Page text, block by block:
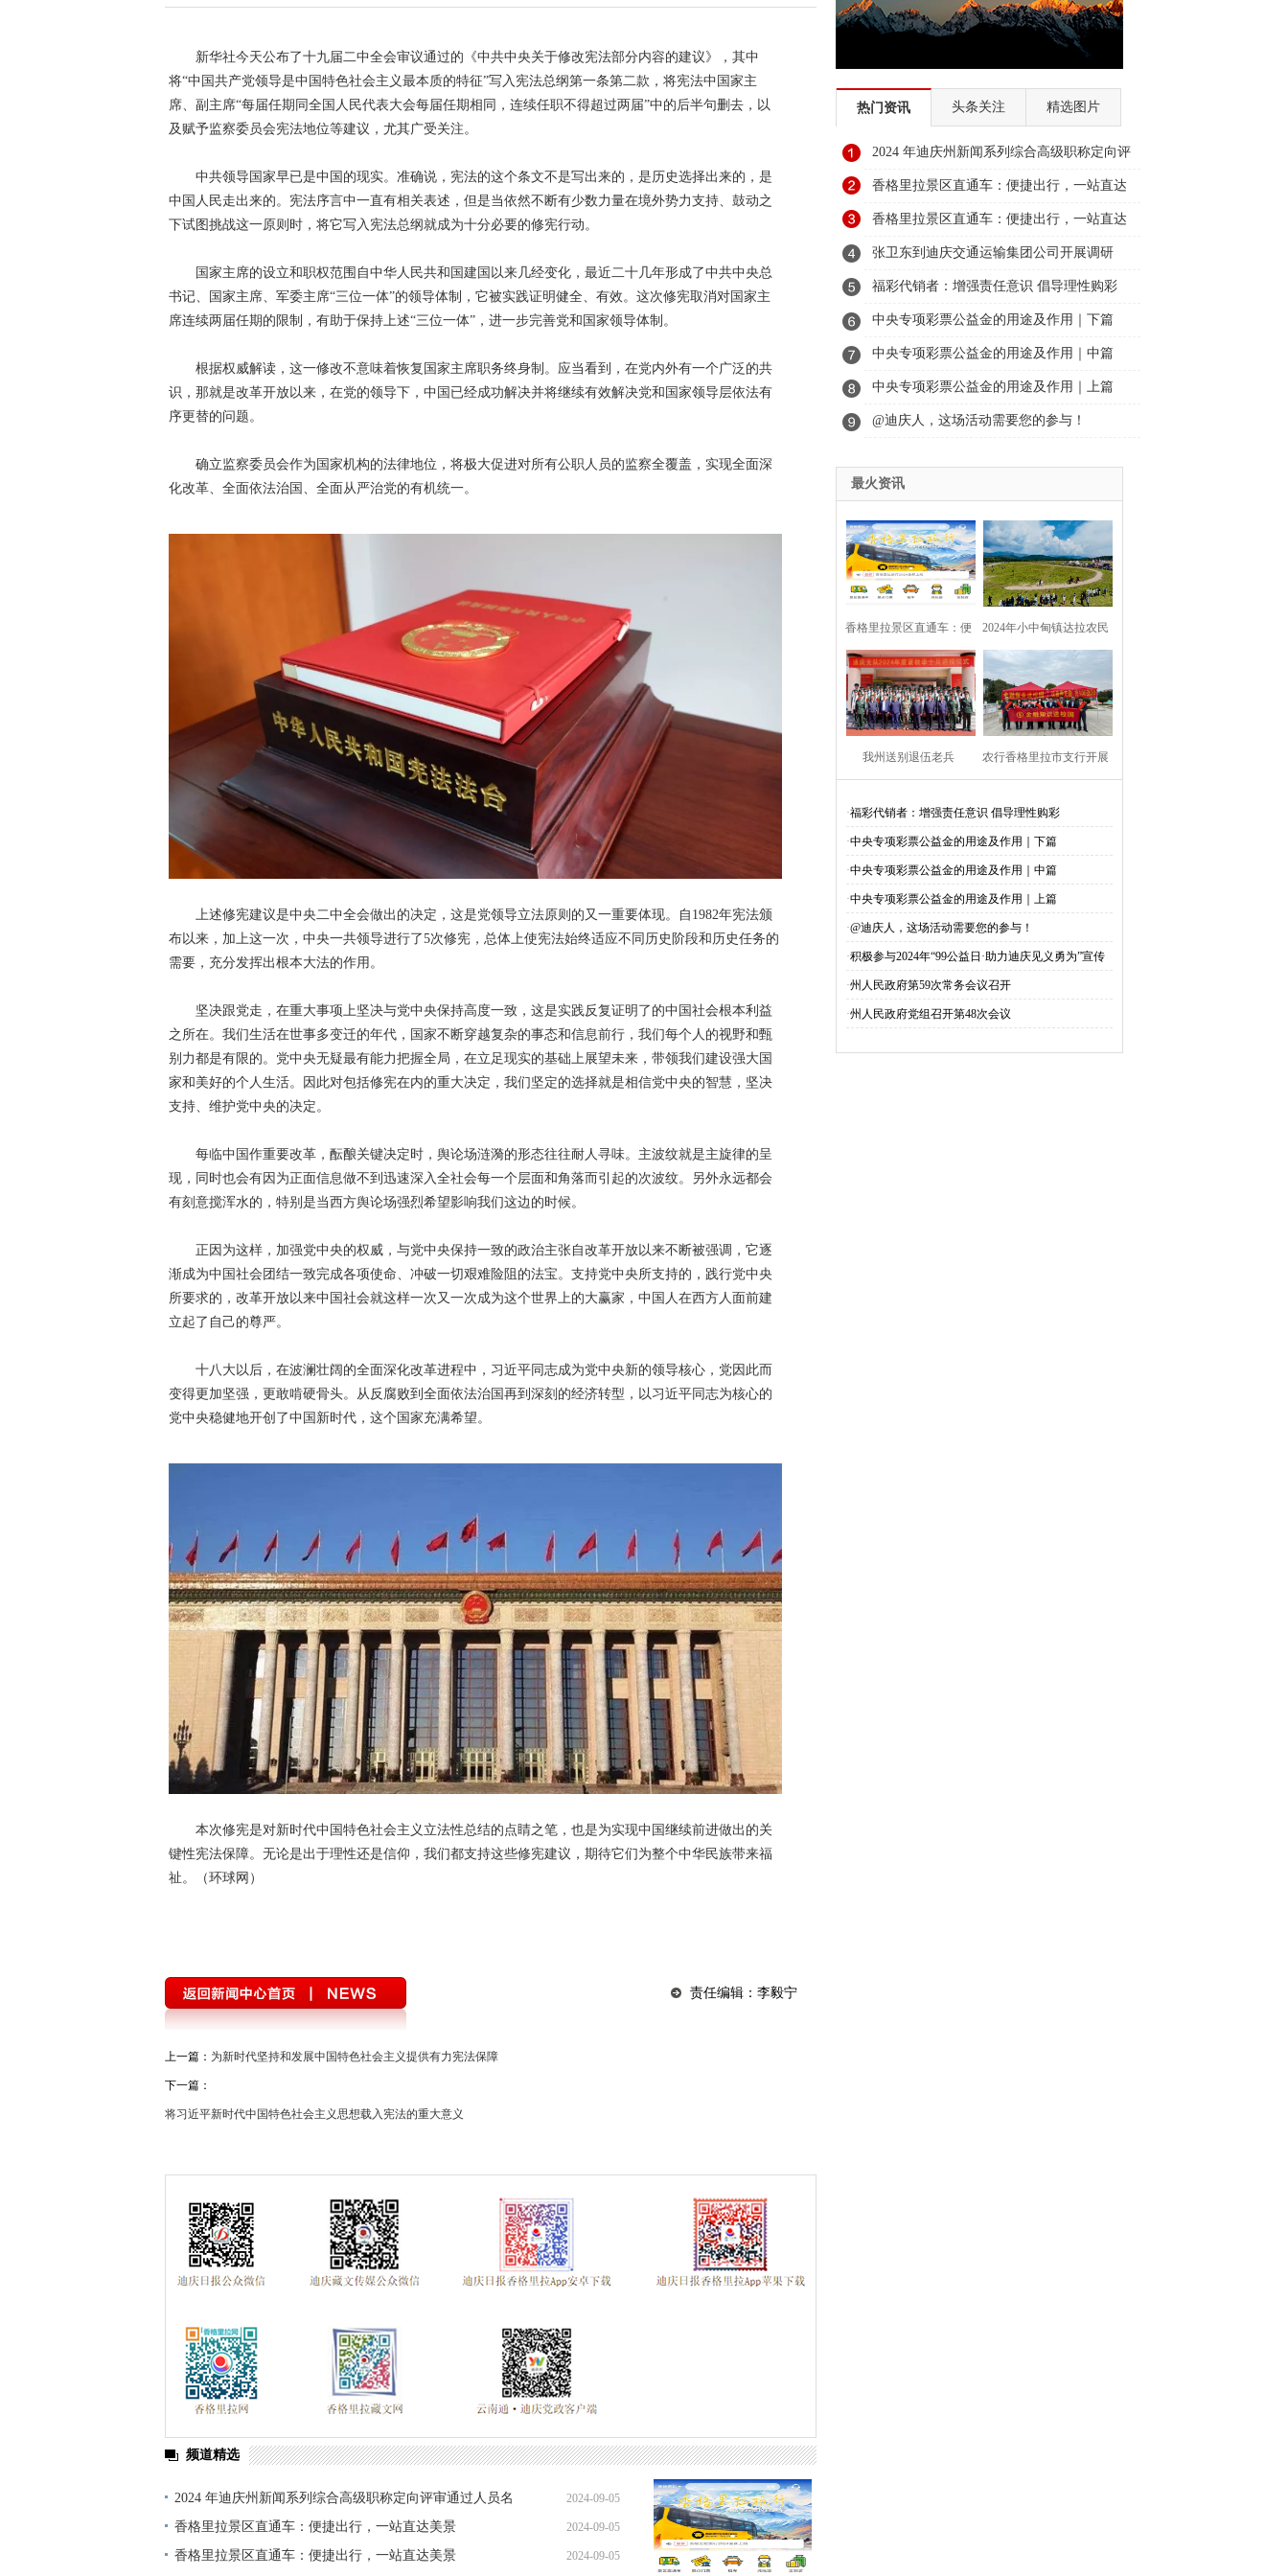
新华社今天公布了十九届二中全会审议通过的《中共中央关于修改宪法部分内容的建议》，其中
将“中国共产党领导是中国特色社会主义最本质的特征”写入宪法总纲第一条第二款，将宪法中国家主
席、副主席“每届任期同全国人民代表大会每届任期相同，连续任职不得超过两届”中的后半句删去，以
及赋予监察委员会宪法地位等建议，尤其广受关注。
中共领导国家早已是中国的现实。准确说，宪法的这个条文不是写出来的，是历史选择出来的，是
中国人民走出来的。宪法序言中一直有相关表述，但是当依然不断有少数力量在境外势力支持、鼓动之
下试图挑战这一原则时，将它写入宪法总纲就成为十分必要的修宪行动。
国家主席的设立和职权范围自中华人民共和国建国以来几经变化，最近二十几年形成了中共中央总
书记、国家主席、军委主席“三位一体”的领导体制，它被实践证明健全、有效。这次修宪取消对国家主
席连续两届任期的限制，有助于保持上述“三位一体”，进一步完善党和国家领导体制。
根据权威解读，这一修改不意味着恢复国家主席职务终身制。应当看到，在党内外有一个广泛的共
识，那就是改革开放以来，在党的领导下，中国已经成功解决并将继续有效解决党和国家领导层依法有
序更替的问题。
确立监察委员会作为国家机构的法律地位，将极大促进对所有公职人员的监察全覆盖，实现全面深
化改革、全面依法治国、全面从严治党的有机统一。
上述修宪建议是中央二中全会做出的决定，这是党领导立法原则的又一重要体现。自1982年宪法颁
布以来，加上这一次，中央一共领导进行了5次修宪，总体上使宪法始终适应不同历史阶段和历史任务的
需要，充分发挥出根本大法的作用。
坚决跟党走，在重大事项上坚决与党中央保持高度一致，这是实践反复证明了的中国社会根本利益
之所在。我们生活在世事多变迁的年代，国家不断穿越复杂的事态和信息前行，我们每个人的视野和甄
别力都是有限的。党中央无疑最有能力把握全局，在立足现实的基础上展望未来，带领我们建设强大国
家和美好的个人生活。因此对包括修宪在内的重大决定，我们坚定的选择就是相信党中央的智慧，坚决
支持、维护党中央的决定。
每临中国作重要改革，酝酿关键决定时，舆论场涟漪的形态往往耐人寻味。主波纹就是主旋律的呈
现，同时也会有因为正面信息做不到迅速深入全社会每一个层面和角落而引起的次波纹。另外永远都会
有刻意搅浑水的，特别是当西方舆论场强烈希望影响我们这边的时候。
正因为这样，加强党中央的权威，与党中央保持一致的政治主张自改革开放以来不断被强调，它逐
渐成为中国社会团结一致完成各项使命、冲破一切艰难险阻的法宝。支持党中央所支持的，践行党中央
所要求的，改革开放以来中国社会就这样一次又一次成为这个世界上的大赢家，中国人在西方人面前建
立起了自己的尊严。
十八大以后，在波澜壮阔的全面深化改革进程中，习近平同志成为党中央新的领导核心，党因此而
变得更加坚强，更敢啃硬骨头。从反腐败到全面依法治国再到深刻的经济转型，以习近平同志为核心的
党中央稳健地开创了中国新时代，这个国家充满希望。
本次修宪是对新时代中国特色社会主义立法性总结的点睛之笔，也是为实现中国继续前进做出的关
键性宪法保障。无论是出于理性还是信仰，我们都支持这些修宪建议，期待它们为整个中华民族带来福
祉。（环球网）
责任编辑：李毅宁
上一篇： 为新时代坚持和发展中国特色社会主义提供有力宪法保障
下一篇：
将习近平新时代中国特色社会主义思想载入宪法的重大意义
频道精选
2024 年迪庆州新闻系列综合高级职称定向评审通过人员名
单公示
2024-09-05
香格里拉景区直通车：便捷出行，一站直达美景 2024-09-05
香格里拉景区直通车：便捷出行，一站直达美景 2024-09-05
热门资讯 头条关注 精选图片
2024 年迪庆州新闻系列综合高级职称定向评
审通过人员名单公示
香格里拉景区直通车：便捷出行，一站直达
美景
香格里拉景区直通车：便捷出行，一站直达
美景
张卫东到迪庆交通运输集团公司开展调研
福彩代销者：增强责任意识 倡导理性购彩
中央专项彩票公益金的用途及作用｜下篇
中央专项彩票公益金的用途及作用｜中篇
中央专项彩票公益金的用途及作用｜上篇
@迪庆人，这场活动需要您的参与！
最火资讯
香格里拉景区直通车：便
捷出行，一站直达美景
2024年小中甸镇达拉农民
丰收节在团结村吉达木草
原举行
我州送别退伍老兵​ 农行香格里拉市支行开展
·福彩代销者：增强责任意识 倡导理性购彩
·中央专项彩票公益金的用途及作用｜下篇
·中央专项彩票公益金的用途及作用｜中篇
·中央专项彩票公益金的用途及作用｜上篇
·@迪庆人，这场活动需要您的参与！
·积极参与2024年“99公益日·助力迪庆见义勇为”宣传
募捐活动倡议书
·州人民政府第59次常务会议召开
·州人民政府党组召开第48次会议